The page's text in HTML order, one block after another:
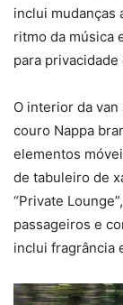
inclui mudanças
ritmo da música
para
O interior da
couro Nappa
elementos
de tabuleiro de
“Private
passageiros e
inclui fragrância